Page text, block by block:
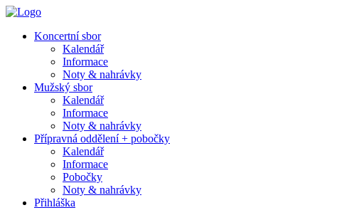
Koncertní sbor
Kalendář
Informace
Noty & nahrávky
Mužský sbor
Kalendář
Informace
Noty & nahrávky
Přípravná oddělení + pobočky
Kalendář
Informace
Pobočky
Noty & nahrávky
Přihláška